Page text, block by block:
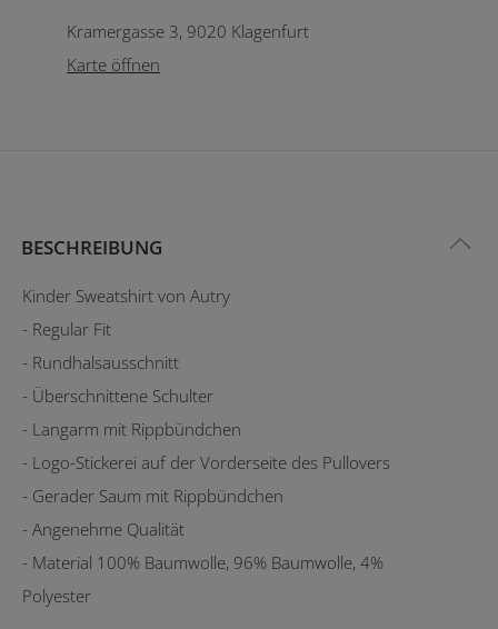
Kramergasse 3, 9020 Klagenfurt
Karte öffnen
BESCHREIBUNG
Kinder Sweatshirt von Autry
- Regular Fit
- Rundhalsausschnitt
- Überschnittene Schulter
- Langarm mit Rippbündchen
- Logo-Stickerei auf der Vorderseite des Pullovers
- Gerader Saum mit Rippbündchen
- Angenehme Qualität
- Material 100% Baumwolle, 96% Baumwolle, 4%
Polyester